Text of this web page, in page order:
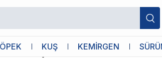
KUŞ KEMİRGEN
Akvaryum Isıtıcısı 300W